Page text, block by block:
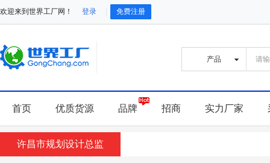
欢迎来到世界工厂网！ 登录 免费注册
首页 优质货源 品牌 招商 实力厂家
许昌市规划设计总监